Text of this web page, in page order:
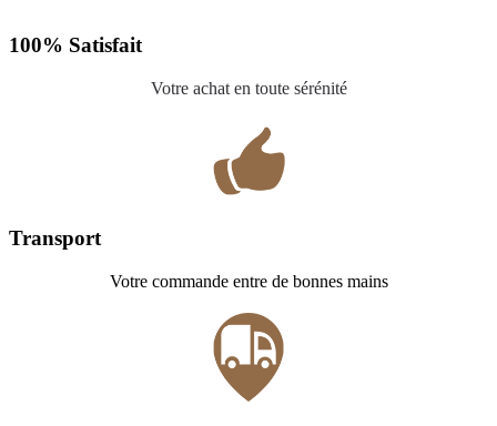
100% Satisfait
Votre achat en toute sérénité
Transport
Votre commande entre de bonnes mains